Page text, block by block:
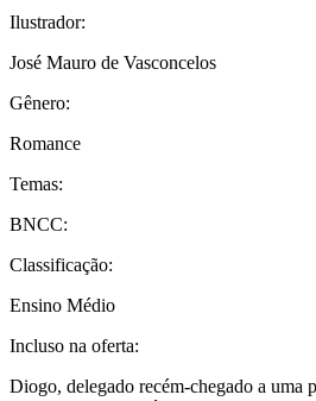
Ilustrador:
José Mauro de Vasconcelos
Gênero:
Romance
Temas:
BNCC:
Classificação:
Ensino Médio
Incluso na oferta:
Diogo, delegado recém-chegado a uma